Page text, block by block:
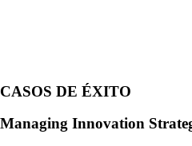
CASOS DE ÉXITO
Managing Innovation